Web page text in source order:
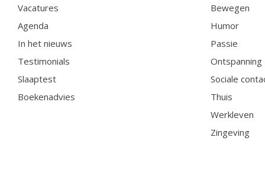
Vacatures
Agenda
In het nieuws
Testimonials
Slaaptest
Boekenadvies
Bewegen
Humor
Passie
Ontspanning
Sociale
Thuis
Werkleven
Zingeving